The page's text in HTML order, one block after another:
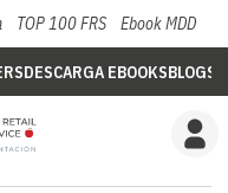
TOP 100 FRS Ebook MDD
DESCARGA EBOOKSBLOGS